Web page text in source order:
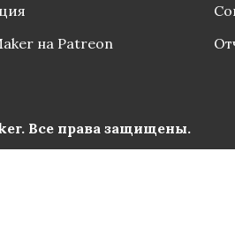
на Patreon
Все права защищены.